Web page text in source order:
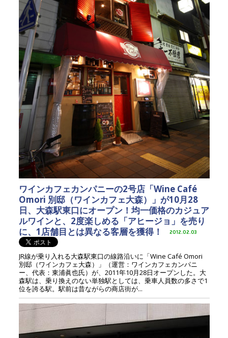
ワインカフェカンパニーの2号店「Wine Café
Omori 別邸（ワインカフェ大森）」が10月28
日、大森駅東口にオープン！均一価格のカジュア
ルワインと、2度楽しめる「アヒージョ」を売り
に、1店舗目とは異なる客層を獲得！
2012.02.03
JR線が乗り入れる大森駅東口の線路沿いに「Wine Café Omori
別邸（ワインカフェ大森）」（運営：ワインカフェカンパニ
ー、代表：東浦眞也氏）が、2011年10月28日オープンした。大
森駅は、乗り換えのない単独駅としては、乗車人員数の多さで1
位を誇る駅。駅前は昔ながらの商店街が...